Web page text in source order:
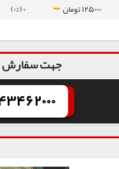
125000 تومان 0 (0%)
جهت سفارش